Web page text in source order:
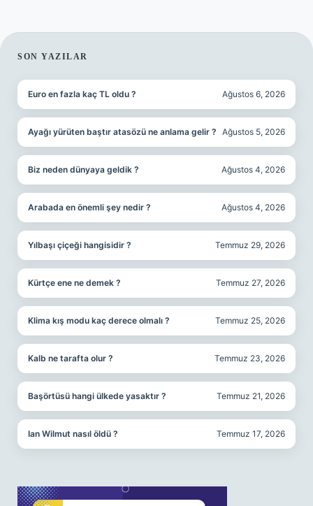
SIDEBAR
SON YAZILAR
Euro en fazla kaç TL oldu ? Ağustos 6, 2026
Ayağı yürüten baştır atasözü ne anlama gelir ? Ağustos 5, 2026
Biz neden dünyaya geldik ? Ağustos 4, 2026
Arabada en önemli şey nedir ? Ağustos 4, 2026
Yılbaşı çiçeği hangisidir ? Temmuz 29, 2026
Kürtçe ene ne demek ? Temmuz 27, 2026
Klima kış modu kaç derece olmalı ? Temmuz 25, 2026
Kalb ne tarafta olur ? Temmuz 23, 2026
Başörtüsü hangi ülkede yasaktır ? Temmuz 21, 2026
Ian Wilmut nasıl öldü ? Temmuz 17, 2026